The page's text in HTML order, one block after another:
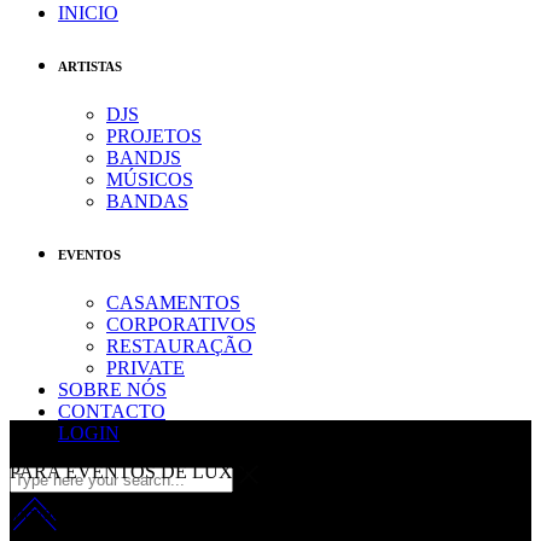
INICIO
ARTISTAS
DJS
PROJETOS
BANDJS
MÚSICOS
BANDAS
EVENTOS
CASAMENTOS
CORPORATIVOS
RESTAURAÇÃO
PRIVATE
SOBRE NÓS
CONTACTO
LOGIN
PARA EVENTOS DE LUXO
inovação com sofisicação